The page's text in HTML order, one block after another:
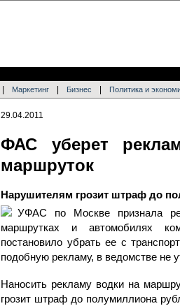
Маркетинг Бизнес Политика и
29.04.2011
ФАС уберет
маршруток
Нарушителям грозит штраф до
УФАС по Москве признала
маршрутках и автомобилях
постановило убрать ее с
подобную рекламу, в ведомстве не
Наносить рекламу водки на
грозит штраф до полумиллиона